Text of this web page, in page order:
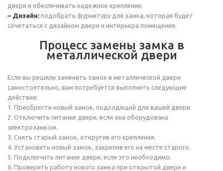
двери и обеспечивать надежное крепление.
– Дизайн: подобрать фурнитуру для замка, которая будет
сочетаться с дизайном двери и интерьера помещения.
Процесс замены замка в
металлической двери
Если вы решили заменить замок в металлической двери
самостоятельно, вам потребуется выполнить следующие
действия:
1. Приобрести новый замок, подходящий для вашей двери.
2. Отключить питание двери, если она оборудована
электрозамком.
3. Снять старый замок, открутив его крепления.
4. Установить новый замок, закрепив его на месте старого.
5. Подключить питание двери, если это необходимо.
6. Проверить работу нового замка при открытой двери и